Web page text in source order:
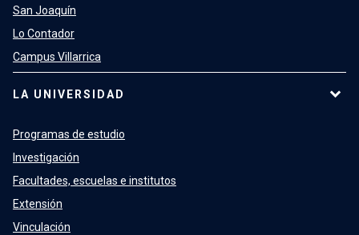
San Joaquín
Lo Contador
Campus Villarrica
LA UNIVERSIDAD
Programas de estudio
Investigación
Facultades, escuelas e institutos
Extensión
Vinculación